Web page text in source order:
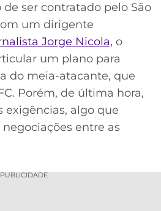
ser contratado pelo São
um dirigente
Jorge Nicola, o
um plano para
do meia-atacante, que
Porém, de última hora,
exigências, algo que
entre as
PUBLICIDADE